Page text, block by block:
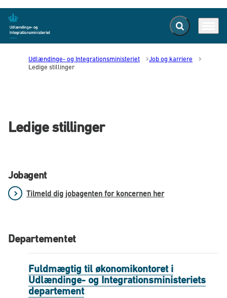
Gå til forsiden Fold søgefelt ud
Udlændinge- og Integrationsministeriet
Job og karriere
Ledige stillinger
Ledige stillinger
Jobagent
Tilmeld dig jobagenten for koncernen her
Departementet
Fuldmægtig til økonomikontoret i
Udlændinge- og Integrationsministeriets
departement